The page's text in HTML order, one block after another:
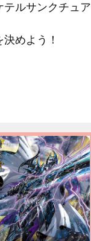
ルサンクチュア
めよう！